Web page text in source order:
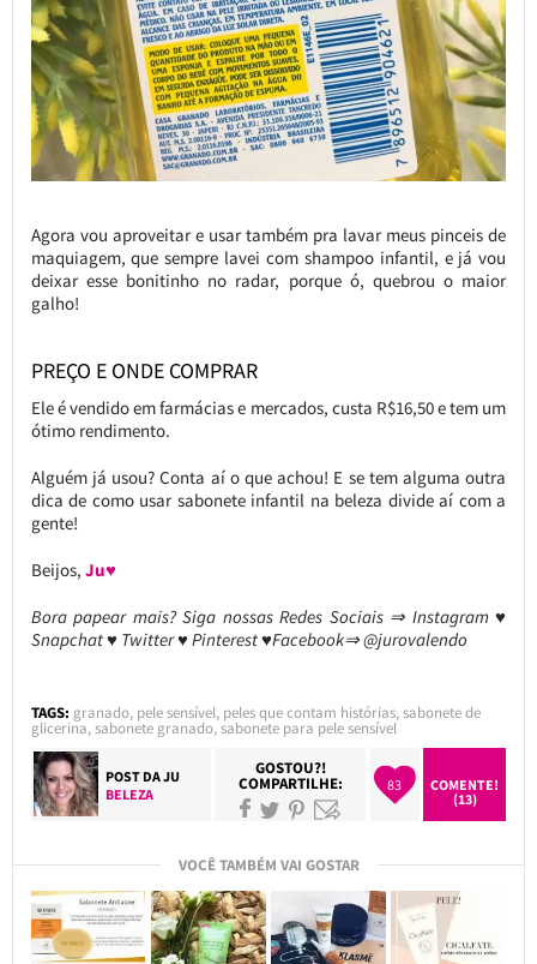
Agora vou aproveitar e usar também pra lavar meus pinceis de
maquiagem, que sempre lavei com shampoo infantil, e já vou
deixar esse bonitinho no radar, porque ó, quebrou o maior
galho!
PREÇO E ONDE COMPRAR
Ele é vendido em farmácias e mercados, custa R$16,50 e tem um
ótimo rendimento.
Alguém já usou? Conta aí o que achou! E se tem alguma outra
dica de como usar sabonete infantil na beleza divide aí com a
gente!
Beijos, Ju♥
Bora papear mais? Siga nossas Redes Sociais ⇒ Instagram ♥
Snapchat ♥ Twitter ♥ Pinterest ♥Facebook⇒ @jurovalendo
TAGS: granado, pele sensível, peles que contam histórias,sabonete de
glicerina,sabonete granado,sabonete para pele sensível
POST DAJU
BELEZA
GOSTOU?!
COMPARTILHE: 83
COMENTE!
(13)
VOCÊ TAMBÉM VAI GOSTAR